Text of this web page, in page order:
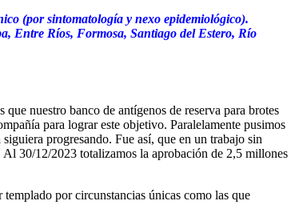
(por sintomatología y nexo epidemiológico).
Entre Ríos, Formosa, Santiago del Estero, Río
nuestro banco de antígenos de reserva para brotes
para lograr este objetivo. Paralelamente pusimos
progresando. Fue así, que en un trabajo sin
30/12/2023 totalizamos la aprobación de 2,5 millones
por circunstancias únicas como las que